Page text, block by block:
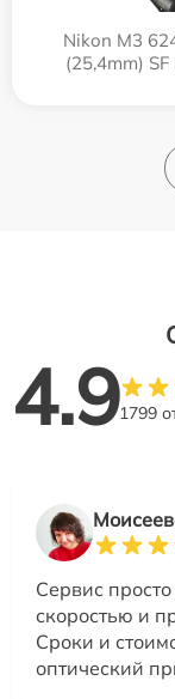
Nikon M3
(25,4mm) SF
4.91799
Сервис
скоростью и
Сроки и
оптический